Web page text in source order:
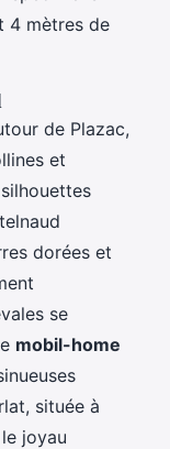
4 mètres de
de Plazac,
et
dorées et
se
mobil-home
située à
joyau